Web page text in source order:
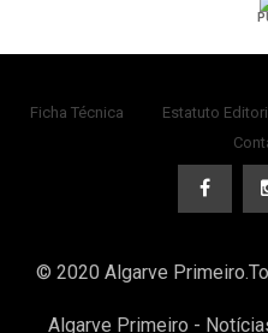
Ficha Técnica Estatuto
© 2020 Algarve
Algarve Primeiro -